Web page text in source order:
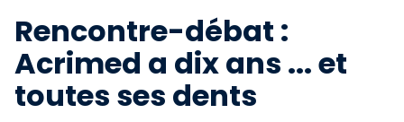
Notre revue
Boutique
Rencontre-débat :
Acrimed a dix ans ... et
toutes ses dents